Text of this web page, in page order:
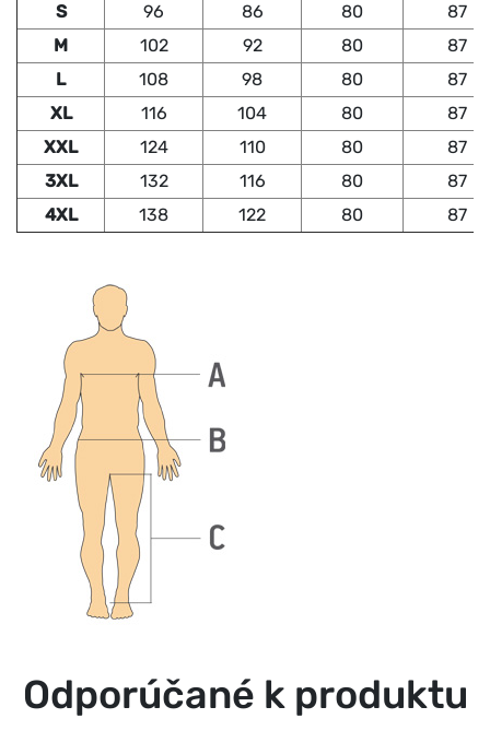
S
96 86 80
87
M
102 92 80
87
L
108 98 80
87
XL
116 104 80
87
XXL
124 110 80
87
3XL
132 116 80
87
4XL
138 122 80 87
Odporúčané k produktu